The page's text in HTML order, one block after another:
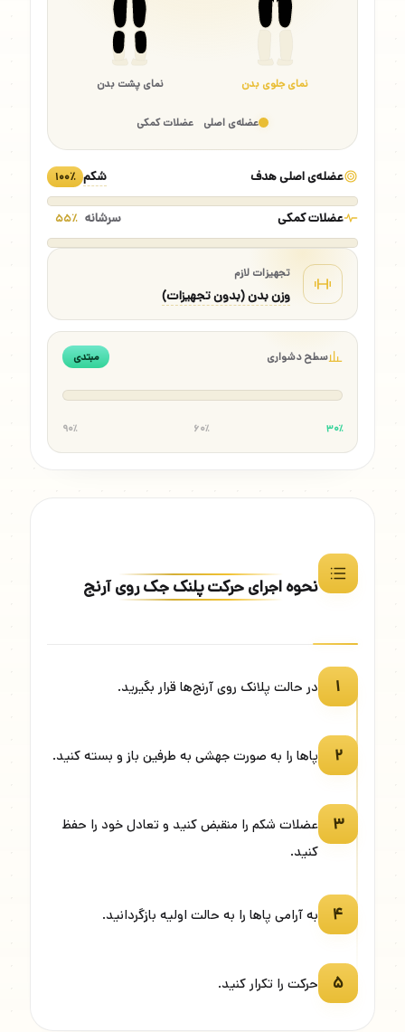
نمای جلوی بدن نمای پشت بدن
عضله‌ی اصلی عضلات کمکی
عضله‌ی اصلی هدف شکم ۱۰۰٪
عضلات کمکی سرشانه ۵۵٪
تجهیزات لازم
وزن بدن (بدون تجهیزات)
سطح دشواری مبتدی
۳۰٪ ۶۰٪ ۹۰٪
نحوه اجرای حرکت پلنک جک روی آرنج
۱ در حالت پلانک روی آرنج‌ها قرار بگیرید.
۲ پاها را به صورت جهشی به طرفین باز و بسته کنید.
۳
عضلات شکم را منقبض کنید و تعادل خود را حفظ
کنید.
۴ به آرامی پاها را به حالت اولیه بازگردانید.
۵ حرکت را تکرار کنید.